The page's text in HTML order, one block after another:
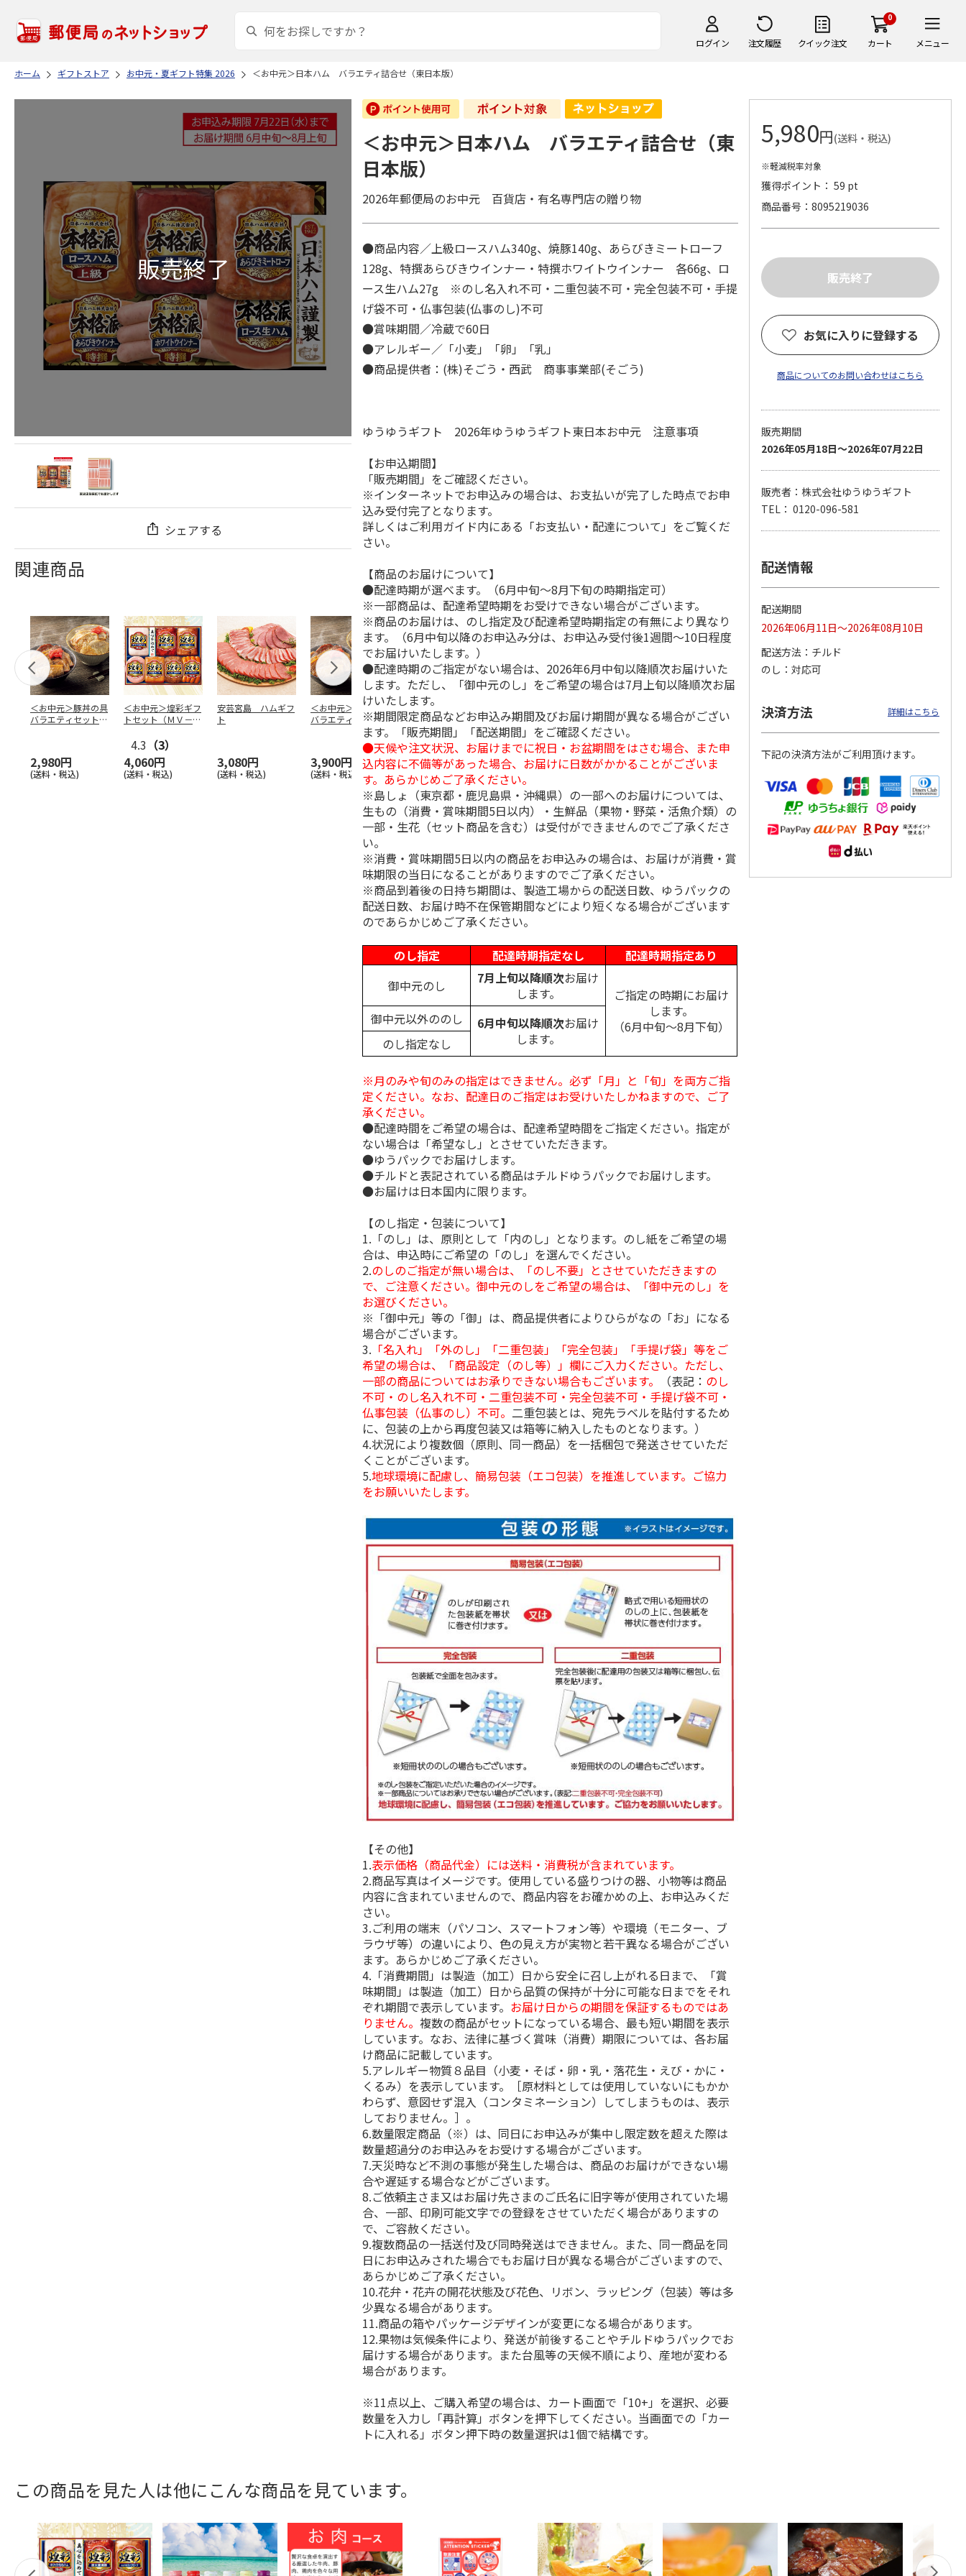
ログイン 注文履歴 クイック注文
0
カート メニュー
ホーム ギフトストア お中元・夏ギフト特集 2026 ＜お中元＞日本ハム バラエティ詰合せ（東日本版）
シェアする
関連商品
＜お中元＞豚丼の具
バラエティセット
2,980円
(送料・税込)
＜お中元＞煌彩ギフ
トセット（ＭＶ－５
4.3 （3）
4,060円
(送料・税込)
安芸宮島 ハムギフ
ト
3,080円
(送料・税込)
＜お中元＞豚丼の具
バラエティセット
3,900円
(送料・税込)
＜お中元＞【冷凍】
６種類のお肉ソムリ
エアソートＢＯＸ
5,980円
(送料・税込)
雪豚ロースみそ漬７
０ｇ×６
5.0（1）
3,780円
(送料・税込)
ク 原形ベーコンと
ソーセージセット
3,240円
【冷凍】北海道直送
北海道帯広の繁盛
3,980円
＜お中元＞やまがた
雪豚ロースみそ漬７
０ｇ×５
3,240円
＜お中元＞＜帯広
豚丼一番＞特上豚丼
の具３種セット
4,980円
(送料・税込)
＜お中元＞日本ハム バラエティ詰合せ（東
日本版）
2026年郵便局のお中元 百貨店・有名専門店の贈り物
●商品内容／上級ロースハム340g、焼豚140g、あらびきミートローフ
128g、特撰あらびきウインナー・特撰ホワイトウインナー 各66g、ロ
ース生ハム27g ※のし名入れ不可・二重包装不可・完全包装不可・手提
げ袋不可・仏事包装(仏事のし)不可
●賞味期間／冷蔵で60日
●アレルギー／「小麦」「卵」「乳」
●商品提供者：(株)そごう・西武 商事事業部(そごう)
ゆうゆうギフト 2026年ゆうゆうギフト東日本お中元 注意事項
【お申込期間】
「販売期間」をご確認ください。
※インターネットでお申込みの場合は、お支払いが完了した時点でお申
込み受付完了となります。
詳しくはご利用ガイド内にある「お支払い・配達について」をご覧くだ
さい。
【商品のお届けについて】
●配達時期が選べます。（6月中旬～8月下旬の時期指定可）
※一部商品は、配達希望時期をお受けできない場合がございます。
※商品のお届けは、のし指定及び配達希望時期指定の有無により異なり
ます。（6月中旬以降のお申込み分は、お申込み受付後1週間～10日程度
でお届けいたします。）
●配達時期のご指定がない場合は、2026年6月中旬以降順次お届けいた
します。ただし、「御中元のし」をご希望の場合は7月上旬以降順次お届
けいたします。
※期間限定商品などお申込み期間及びお届け期間が異なる場合がござい
ます。「販売期間」「配送期間」をご確認ください。
●天候や注文状況、お届けまでに祝日・お盆期間をはさむ場合、また申
込内容に不備等があった場合、お届けに日数がかかることがございま
す。あらかじめご了承ください。
※島しょ（東京都・鹿児島県・沖縄県）の一部へのお届けについては、
生もの（消費・賞味期間5日以内）・生鮮品（果物・野菜・活魚介類）の
一部・生花（セット商品を含む）は受付ができませんのでご了承くださ
い。
※消費・賞味期間5日以内の商品をお申込みの場合は、お届けが消費・賞
味期限の当日になることがありますのでご了承ください。
※商品到着後の日持ち期間は、製造工場からの配送日数、ゆうパックの
配送日数、お届け時不在保管期間などにより短くなる場合がございます
のであらかじめご了承ください。
のし指定
配達時期指定なし
配達時期指定あり
御中元のし
7月上旬以降順次お届け
します。
ご指定の時期にお届け
します。
（6月中旬～8月下旬）
御中元以外ののし 6月中旬以降順次お届け
します。
のし指定なし
※月のみや旬のみの指定はできません。必ず「月」と「旬」を両方ご指
定ください。なお、配達日のご指定はお受けいたしかねますので、ご了
承ください。
●配達時間をご希望の場合は、配達希望時間をご指定ください。指定が
ない場合は「希望なし」とさせていただきます。
●ゆうパックでお届けします。
●チルドと表記されている商品はチルドゆうパックでお届けします。
●お届けは日本国内に限ります。
【のし指定・包装について】
1.「のし」は、原則として「内のし」となります。のし紙をご希望の場
合は、申込時にご希望の「のし」を選んでください。
2.のしのご指定が無い場合は、「のし不要」とさせていただきますの
で、ご注意ください。御中元のしをご希望の場合は、「御中元のし」を
お選びください。
※「御中元」等の「御」は、商品提供者によりひらがなの「お」になる
場合がございます。
3. 「名入れ」「外のし」「二重包装」「完全包装」「手提げ袋」等をご
希望の場合は、「商品設定（のし等）」欄にご入力ください。ただし、
一部の商品についてはお承りできない場合もございます。
（表記： のし
不可・のし名入れ不可・二重包装不可・完全包装不可・手提げ袋不可・
仏事包装（仏事のし）不可。 二重包装とは、宛先ラベルを貼付するため
に、包装の上から再度包装又は箱等に納入したものとなります。）
4.状況により複数個（原則、同一商品）を一括梱包で発送させていただ
くことがございます。
5.地球環境に配慮し、簡易包装（エコ包装）を推進しています。ご協力
をお願いいたします。
【その他】
1.表示価格（商品代金）には送料・消費税が含まれています。
2.商品写真はイメージです。使用している盛りつけの器、小物等は商品
内容に含まれていませんので、商品内容をお確かめの上、お申込みくだ
さい。
3.ご利用の端末（パソコン、スマートフォン等）や環境（モニター、ブ
ラウザ等）の違いにより、色の見え方が実物と若干異なる場合がござい
ます。あらかじめご了承ください。
4.「消費期間」は製造（加工）日から安全に召し上がれる日まで、「賞
味期間」は製造（加工）日から品質の保持が十分に可能な日までをそれ
ぞれ期間で表示しています。 お届け日からの期間を保証するものではあ
りません。複数の商品がセットになっている場合、最も短い期間を表示
しています。なお、法律に基づく賞味（消費）期限については、各お届
け商品に記載しています。
5.アレルギー物質８品目（小麦・そば・卵・乳・落花生・えび・かに・
くるみ）を表示しています。［原材料としては使用していないにもかか
わらず、意図せず混入（コンタミネーション）してしまうものは、表示
しておりません。］。
6.数量限定商品（※）は、同日にお申込みが集中し限定数を超えた際は
数量超過分のお申込みをお受けする場合がございます。
7.天災時など不測の事態が発生した場合は、商品のお届けができない場
合や遅延する場合などがございます。
8.ご依頼主さま又はお届け先さまのご氏名に旧字等が使用されていた場
合、一部、印刷可能文字での登録をさせていただく場合がありますの
で、ご容赦ください。
9.複数商品の一括送付及び同時発送はできません。また、同一商品を同
日にお申込みされた場合でもお届け日が異なる場合がございますので、
あらかじめご了承ください。
10.花弁・花卉の開花状態及び花色、リボン、ラッピング（包装）等は多
少異なる場合があります。
11.商品の箱やパッケージデザインが変更になる場合があります。
12.果物は気候条件により、発送が前後することやチルドゆうパックでお
届けする場合があります。また台風等の天候不順により、産地が変わる
場合があります。
※11点以上、ご購入希望の場合は、カート画面で「10+」を選択、必要
数量を入力し「再計算」ボタンを押下してください。当画面での「カー
トに入れる」ボタン押下時の数量選択は1個で結構です。
5,980円(送料・税込)
※軽減税率対象
獲得ポイント： 59 pt
商品番号
8095219036
お気に入りに登録する
商品についてのお問い合わせはこちら
販売期間
2026年05月18日～2026年07月22日
販売者：株式会社ゆうゆうギフト
TEL： 0120-096-581
配送情報
配送期間
2026年06月11日～2026年08月10日
配送方法
チルド
のし
対応可
決済方法 詳細はこちら
下記の決済方法がご利用頂けます。
この商品を見た人は他にこんな商品を見ています。